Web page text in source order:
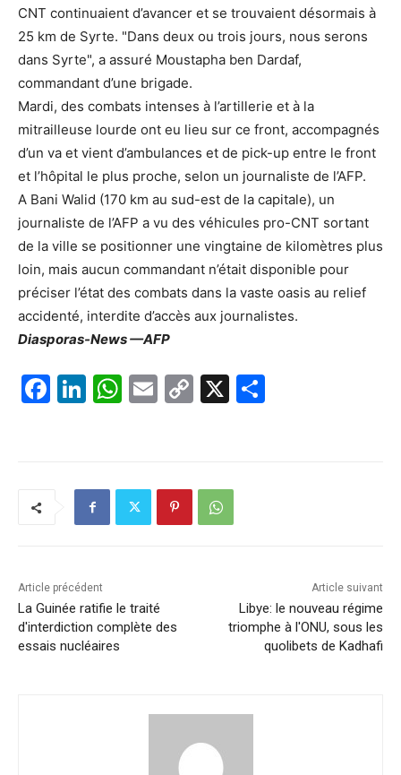
CNT continuaient d’avancer et se trouvaient désormais à
25 km de Syrte. "Dans deux ou trois jours, nous serons
dans Syrte", a assuré Moustapha ben Dardaf,
commandant d’une brigade.
Mardi, des combats intenses à l’artillerie et à la
mitrailleuse lourde ont eu lieu sur ce front, accompagnés
d’un va et vient d’ambulances et de pick-up entre le front
et l’hôpital le plus proche, selon un journaliste de l’AFP.
A Bani Walid (170 km au sud-est de la capitale), un
journaliste de l’AFP a vu des véhicules pro-CNT sortant
de la ville se positionner une vingtaine de kilomètres plus
loin, mais aucun commandant n’était disponible pour
préciser l’état des combats dans la vaste oasis au relief
accidenté, interdite d’accès aux journalistes.
Diasporas-News —AFP
F
k
Li
dI
n
W
A
p
E
C
Li
n
X
Article précédent
La Guinée ratifie le traité
d'interdiction complète des
essais nucléaires
Article suivant
Libye: le nouveau régime
triomphe à l'ONU, sous les
quolibets de Kadhafi